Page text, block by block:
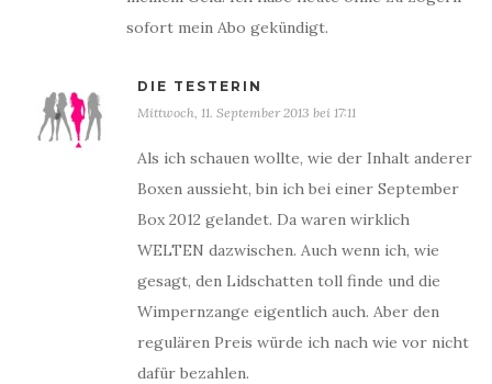
sofort mein Abo gekündigt.
DIE TESTERIN
Mittwoch, 11. September 2013 bei 17:11
Als ich schauen wollte, wie der Inhalt anderer
Boxen aussieht, bin ich bei einer September
Box 2012 gelandet. Da waren wirklich
WELTEN dazwischen. Auch wenn ich, wie
gesagt, den Lidschatten toll finde und die
Wimpernzange eigentlich auch. Aber den
regulären Preis würde ich nach wie vor nicht
dafür bezahlen.